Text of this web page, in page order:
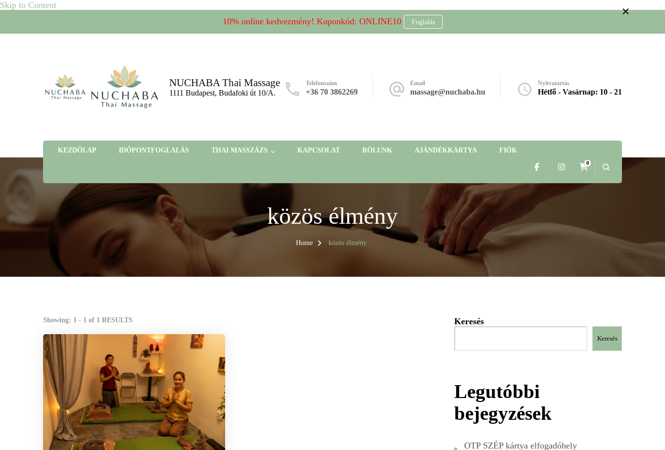
Skip to Content
10% online kedvezmény! Kuponkód: ONLINE10
Foglalás
NUCHABA Thai Massage
1111 Budapest, Budafoki út 10/A.
Telefonszám
+36 70 3862269
Email
massage@nuchaba.hu
Nyitvatartás
Hétfő - Vasárnap: 10 - 21
KEZDŐLAP IDŐPONTFOGLALÁS THAI MASSZÁZS KAPCSOLAT RÓLUNK AJÁNDÉKKÁRTYA FIÓK
0
közös élmény
Home közös élmény
Showing: 1 - 1 of 1 RESULTS Keresés
Keresés
Legutóbbi
bejegyzések
OTP SZÉP kártya elfogadóhely